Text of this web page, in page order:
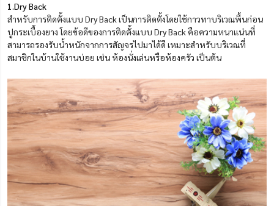
1.Dry Back
สำหรับการติดตั้งแบบ Dry Back เป็นการติดตั้งโดยใช้กาวทาบริเวณพื้นก่อน
ปูกระเบื้องยาง โดยข้อดีของการติดตั้งแบบ Dry Back คือความหนาแน่นที่
สามารถรองรับน้ำหนักจากการสัญจรไปมาได้ดี เหมาะสำหรับบริเวณที่
สมาชิกในบ้านใช้งานบ่อย เช่น ห้องนั่งเล่นหรือห้องครัว เป็นต้น